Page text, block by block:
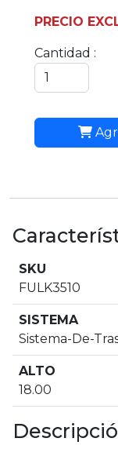
PRECIO
Cantidad :
SKU
FULK3510
SISTEMA
Sistema-De-
ALTO
18.00